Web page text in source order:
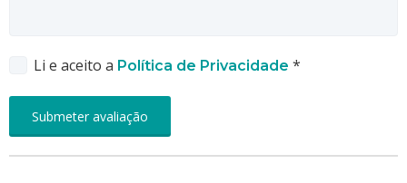
Li e aceito a Política de Privacidade *